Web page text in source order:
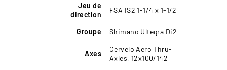
Jeu de
direction
FSA IS2 1-1/4 x 1-1/2
Groupe Shimano Ultegra Di2
Axes
Cervelo Aero Thru-
Axles, 12x100/142